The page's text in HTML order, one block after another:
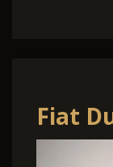
Fiat
L3H3